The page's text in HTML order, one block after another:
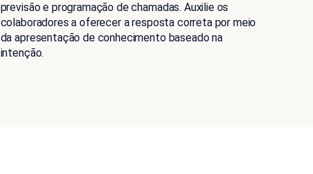
previsão e programação de chamadas. Auxilie os
colaboradores a oferecer a resposta correta por meio
da apresentação de conhecimento baseado na
intenção.